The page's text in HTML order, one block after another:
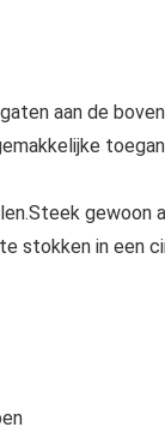
aan de
gewoon
stokken in een